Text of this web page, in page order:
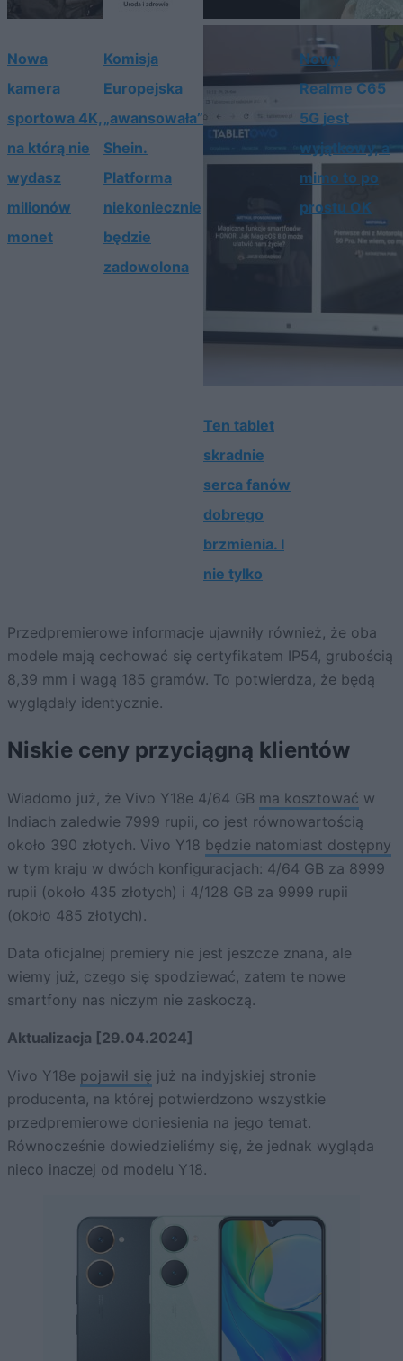
Nowa
kamera
sportowa 4K,
na którą nie
wydasz
milionów
monet
Komisja
Europejska
„awansowała”
Shein.
Platforma
niekoniecznie
będzie
zadowolona
Ten tablet
skradnie
serca fanów
dobrego
brzmienia. I
nie tylko
Nowy
Realme C65
5G jest
wyjątkowy, a
mimo to po
prostu OK
Przedpremierowe informacje ujawniły również, że oba
modele mają cechować się certyfikatem IP54, grubością
8,39 mm i wagą 185 gramów. To potwierdza, że będą
wyglądały identycznie.
Niskie ceny przyciągną klientów
Wiadomo już, że Vivo Y18e 4/64 GB ma kosztować w
Indiach zaledwie 7999 rupii, co jest równowartością
około 390 złotych. Vivo Y18 będzie natomiast dostępny
w tym kraju w dwóch konfiguracjach: 4/64 GB za 8999
rupii (około 435 złotych) i 4/128 GB za 9999 rupii
(około 485 złotych).
Data oficjalnej premiery nie jest jeszcze znana, ale
wiemy już, czego się spodziewać, zatem te nowe
smartfony nas niczym nie zaskoczą.
Aktualizacja [29.04.2024]
Vivo Y18e pojawił się już na indyjskiej stronie
producenta, na której potwierdzono wszystkie
przedpremierowe doniesienia na jego temat.
Równocześnie dowiedzieliśmy się, że jednak wygląda
nieco inaczej od modelu Y18.